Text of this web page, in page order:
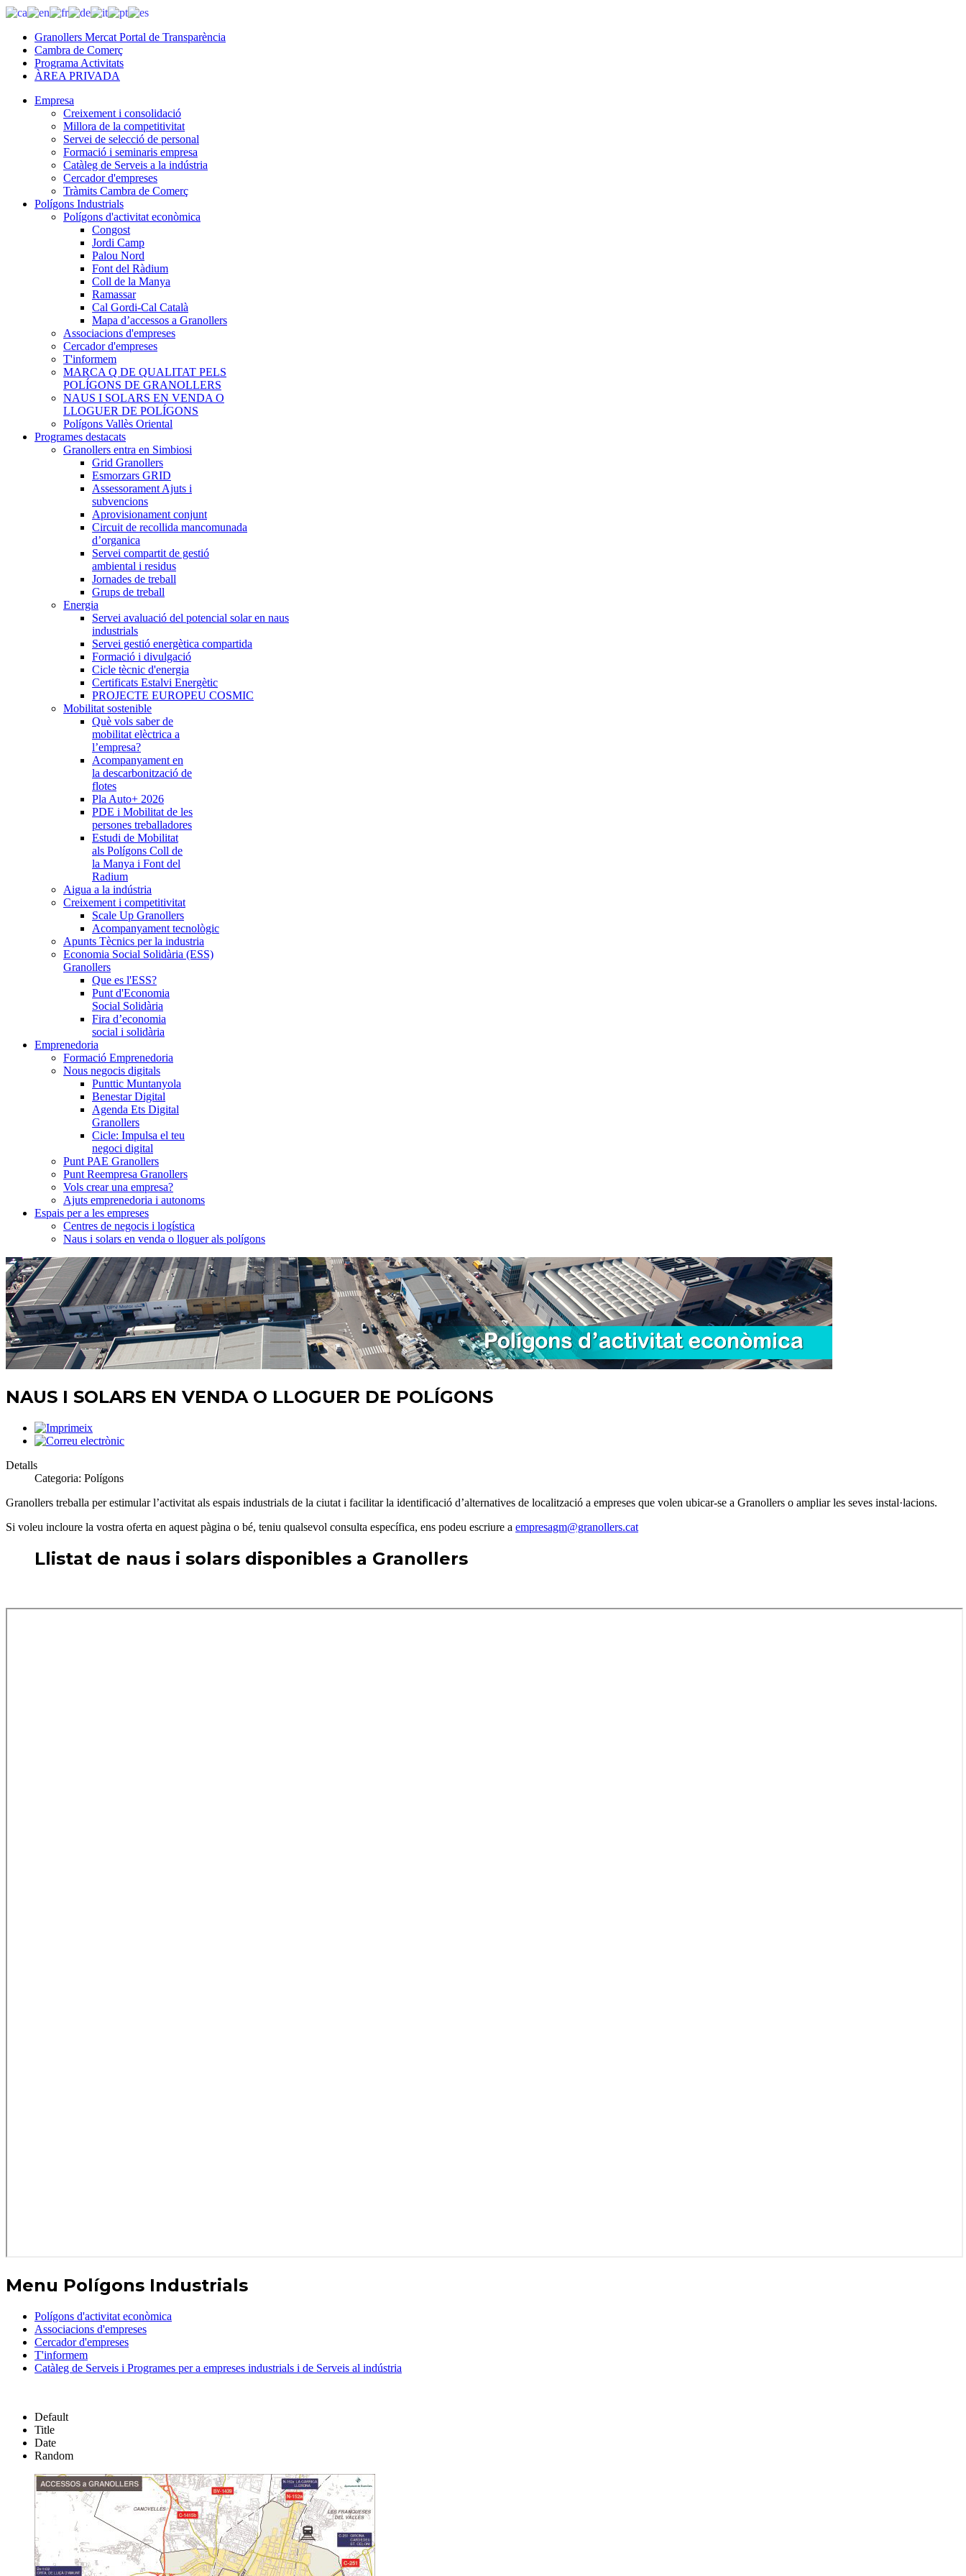
Granollers Mercat Portal de Transparència
Cambra de Comerç
Programa Activitats
ÀREA PRIVADA
Empresa
Creixement i consolidació
Millora de la competitivitat
Servei de selecció de personal
Formació i seminaris empresa
Catàleg de Serveis a la indústria
Cercador d'empreses
Tràmits Cambra de Comerç
Polígons Industrials
Polígons d'activitat econòmica
Congost
Jordi Camp
Palou Nord
Font del Ràdium
Coll de la Manya
Ramassar
Cal Gordi-Cal Català
Mapa d’accessos a Granollers
Associacions d'empreses
Cercador d'empreses
T'informem
MARCA Q DE QUALITAT PELS
POLÍGONS DE GRANOLLERS
NAUS I SOLARS EN VENDA O
LLOGUER DE POLÍGONS
Polígons Vallès Oriental
Programes destacats
Granollers entra en Simbiosi
Grid Granollers
Esmorzars GRID
Assessorament Ajuts i
subvencions
Aprovisionament conjunt
Circuit de recollida mancomunada
d’organica
Servei compartit de gestió
ambiental i residus
Jornades de treball
Grups de treball
Energia
Servei avaluació del potencial solar en naus
industrials
Servei gestió energètica compartida
Formació i divulgació
Cicle tècnic d'energia
Certificats Estalvi Energètic
PROJECTE EUROPEU COSMIC
Mobilitat sostenible
Què vols saber de
mobilitat elèctrica a
l’empresa?
Acompanyament en
la descarbonització de
flotes
Pla Auto+ 2026
PDE i Mobilitat de les
persones treballadores
Estudi de Mobilitat
als Polígons Coll de
la Manya i Font del
Radium
Aigua a la indústria
Creixement i competitivitat
Scale Up Granollers
Acompanyament tecnològic
Apunts Tècnics per la industria
Economia Social Solidària (ESS)
Granollers
Que es l'ESS?
Punt d'Economia
Social Solidària
Fira d’economia
social i solidària
Emprenedoria
Formació Emprenedoria
Nous negocis digitals
Punttic Muntanyola
Benestar Digital
Agenda Ets Digital
Granollers
Cicle: Impulsa el teu
negoci digital
Punt PAE Granollers
Punt Reempresa Granollers
Vols crear una empresa?
Ajuts emprenedoria i autonoms
Espais per a les empreses
Centres de negocis i logística
Naus i solars en venda o lloguer als polígons
NAUS I SOLARS EN VENDA O LLOGUER DE POLÍGONS
Detalls
Categoria: Polígons
Granollers treballa per estimular l’activitat als espais industrials de la ciutat i facilitar la identificació d’alternatives de localització a empreses que volen ubicar-se a Granollers o ampliar les seves instal·lacions.
Si voleu incloure la vostra oferta en aquest pàgina o bé, teniu qualsevol consulta específica, ens podeu escriure a empresagm@granollers.cat
Llistat de naus i solars disponibles a Granollers
Menu Polígons Industrials
Polígons d'activitat econòmica
Associacions d'empreses
Cercador d'empreses
T'informem
Catàleg de Serveis i Programes per a empreses industrials i de Serveis al indústria
Default
Title
Date
Random